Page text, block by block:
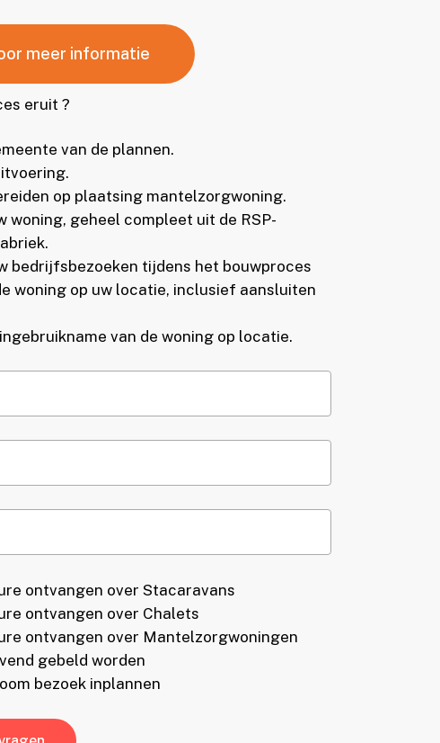
meer informatie
eruit ?
van de plannen.
op plaatsing mantelzorgwoning.
woning, geheel compleet uit de RSP-
bedrijfsbezoeken tijdens het bouwproces
woning op uw locatie, inclusief aansluiten
van de woning op locatie.
ontvangen over Stacaravans
ontvangen over Chalets
ontvangen over Mantelzorgwoningen
gebeld worden
bezoek inplannen